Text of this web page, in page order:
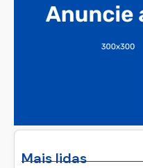
Mais lidas